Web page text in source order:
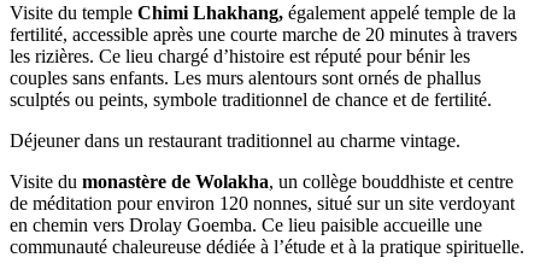
Visite du temple Chimi Lhakhang, également appelé temple de la
fertilité, accessible après une courte marche de 20 minutes à travers
les rizières. Ce lieu chargé d’histoire est réputé pour bénir les
couples sans enfants. Les murs alentours sont ornés de phallus
sculptés ou peints, symbole traditionnel de chance et de fertilité.
Déjeuner dans un restaurant traditionnel au charme vintage.
Visite du monastère de Wolakha, un collège bouddhiste et centre
de méditation pour environ 120 nonnes, situé sur un site verdoyant
en chemin vers Drolay Goemba. Ce lieu paisible accueille une
communauté chaleureuse dédiée à l’étude et à la pratique spirituelle.